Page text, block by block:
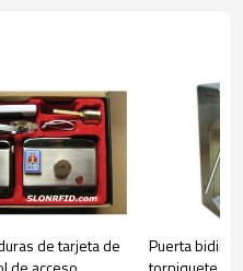
de radio frecuencia
, huella digital ,
para abrir la
. Intuitivo y
en la pared .
señal perfecta
cualquier controlador
deWiegand de entrada
y el esclavo , para
. Conexión Ultra-
buena elección
de tarjeta de
Puerta